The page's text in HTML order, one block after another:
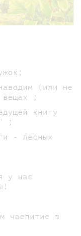
(или не
вещах ;
книгу
;
- лесных
у нас
чаепитие в